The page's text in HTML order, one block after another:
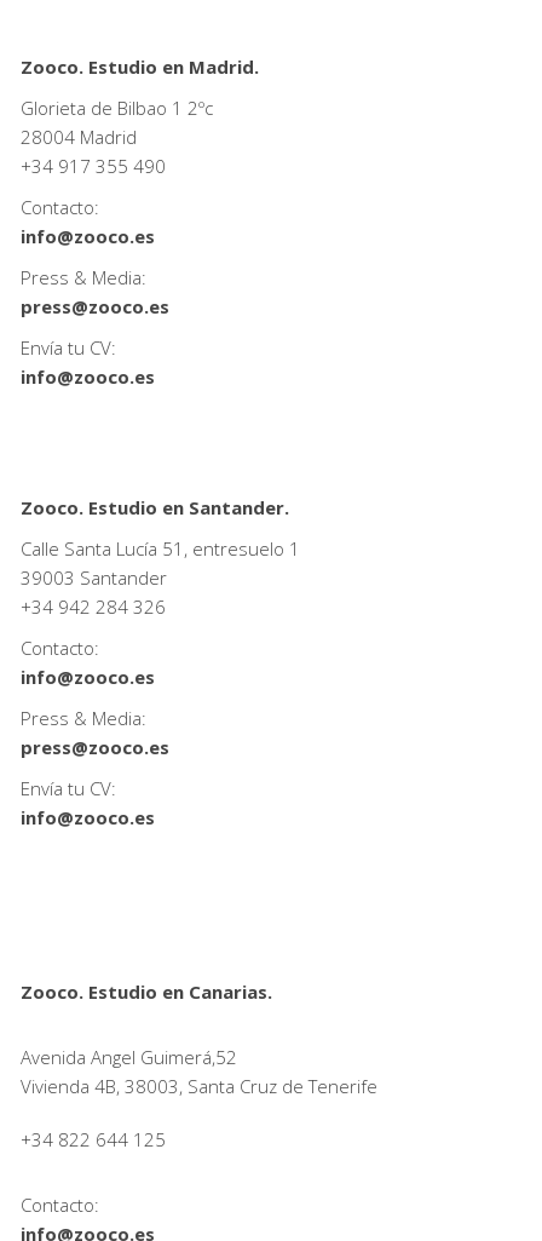
Zooco. Estudio en Madrid.
Glorieta de Bilbao 1 2ºc
28004 Madrid
+34 917 355 490
Contacto:
info@zooco.es
Press & Media:
press@zooco.es
Envía tu CV:
info@zooco.es
Zooco. Estudio en Santander.
Calle Santa Lucía 51, entresuelo 1
39003 Santander
+34 942 284 326
Contacto:
info@zooco.es
Press & Media:
press@zooco.es
Envía tu CV:
info@zooco.es
Zooco. Estudio en Canarias.
Avenida Angel Guimerá,52
Vivienda 4B, 38003, Santa Cruz de Tenerife
+34 822 644 125
Contacto:
info@zooco.es